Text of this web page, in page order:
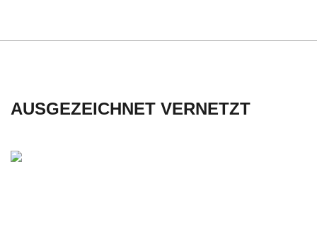
H
L
E
AUSGEZEICHNET VERNETZT